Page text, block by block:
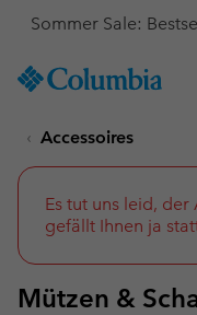
TO
SKIP
NAV
SKIP
TO
SEARCH
Hol dir
Accessoires
Es tut uns leid,
gefällt Ihnen ja
Mützen &